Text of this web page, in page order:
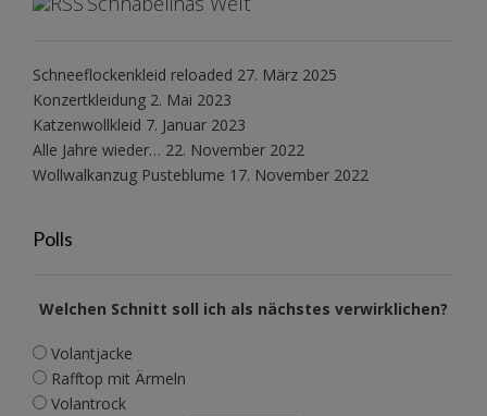
Schneeflockenkleid reloaded 27. März 2025
Konzertkleidung 2. Mai 2023
Katzenwollkleid 7. Januar 2023
Alle Jahre wieder… 22. November 2022
Wollwalkanzug Pusteblume 17. November 2022
Polls
Welchen Schnitt soll ich als nächstes verwirklichen?
Volantjacke
Rafftop mit Ärmeln
Volantrock